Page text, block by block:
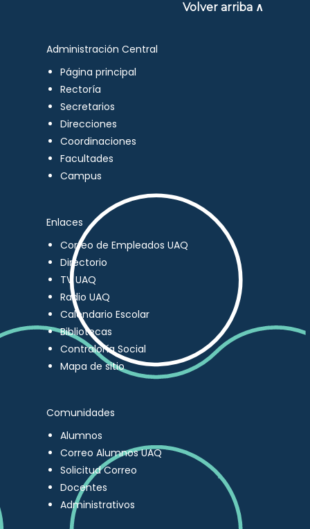
Volver arriba ∧
Administración Central
Página principal
Rectoría
Secretarios
Direcciones
Coordinaciones
Facultades
Campus
Enlaces
Correo de Empleados UAQ
Directorio
TV UAQ
Radio UAQ
Calendario Escolar
Bibliotecas
Contraloría Social
Mapa de sitio
Comunidades
Alumnos
Correo Alumnos UAQ
Solicitud Correo
Docentes
Administrativos